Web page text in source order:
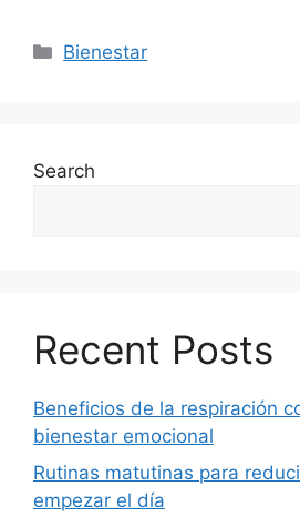
Categories
Bienestar
Search
Recent Posts
Beneficios de la respiración
bienestar emocional
Rutinas matutinas para
empezar el día